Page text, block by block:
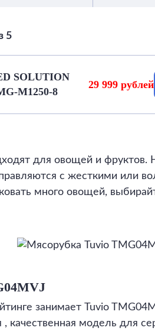
5
SOLUTION
M1250-8
29 999 рублей
для овощей и фруктов.
с жесткими или
много овощей,
занимает Tuvio
качественная модель для